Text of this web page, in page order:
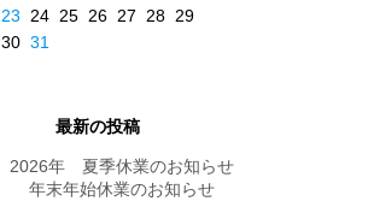
23
24 25 26 27 28 29
30 31
最新の投稿
2026年 夏季休業のお知らせ
年末年始休業のお知らせ